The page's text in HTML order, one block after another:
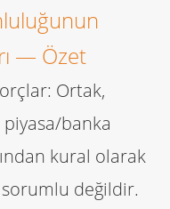
— Özet
Ortak,
banka
kural olarak
değildir.